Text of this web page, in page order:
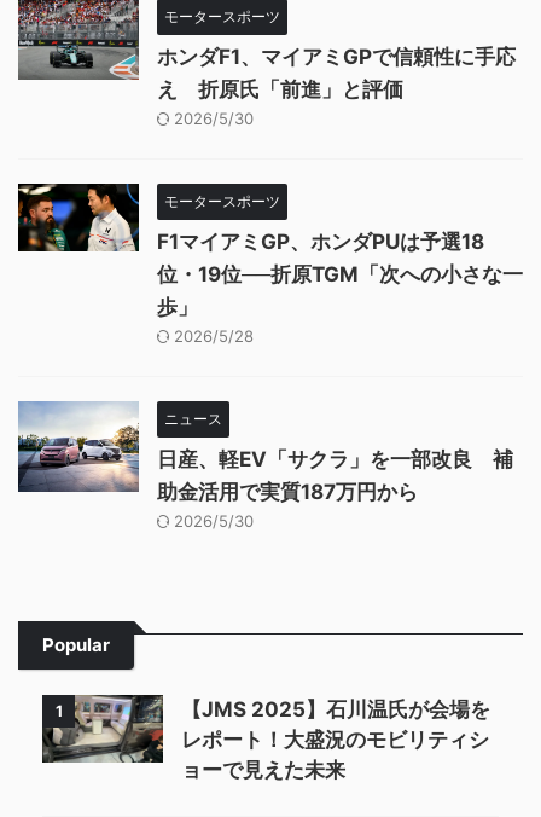
モータースポーツ
ホンダF1、マイアミGPで信頼性に手応
え 折原氏「前進」と評価
2026/5/30
モータースポーツ
F1マイアミGP、ホンダPUは予選18
位・19位──折原TGM「次への小さな一
歩」
2026/5/28
ニュース
日産、軽EV「サクラ」を一部改良 補
助金活用で実質187万円から
2026/5/30
Popular
1
【JMS 2025】石川温氏が会場を
レポート！大盛況のモビリティシ
ョーで見えた未来